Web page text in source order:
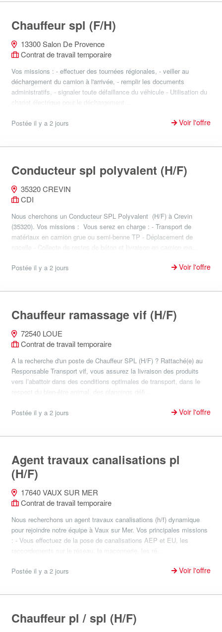
Chauffeur spl (F/H)
13300 Salon De Provence
Contrat de travail temporaire
Vos missions : - effectuer des tournées régionales, - veiller au
déchargement du camion à l'arrivée, - remplir les documents
administratifs, - signaler toute défaillance du véhicule - Utilisation du
chariot électrique pour le déchargement...
Postée il y a 2 jours Voir l'offre
Conducteur spl polyvalent (H/F)
35320 CREVIN
CDI
Nous cherchons un Conducteur SPL Polyvalent (H/F) à Crevin
(35320). Vos missions : Vous serez en charge : - Transport de
matériaux en camion grue ou semi-benne TP - Déplacement de
nacelle - Collecte de restes de béton et livraison en camion ma...
Postée il y a 2 jours Voir l'offre
Chauffeur ramassage vif (H/F)
72540 LOUE
Contrat de travail temporaire
A la recherche d'un poste de Chauffeur SPL (H/F) ? Rattaché(e) au
Responsable Transport vif, vous assurez la livraison des produits
vers l’abattoir dans des conditions optimales de transport, dans le
respect du bien-être animal, des plannings défi...
Postée il y a 2 jours Voir l'offre
Agent travaux canalisations pl
(H/F)
17640 VAUX SUR MER
Contrat de travail temporaire
Nous recherchons un agent travaux canalisations (h/f) dynamique
pour rejoindre notre équipe à Vaux sur Mer. Vos principales missions
: - Vous effectuez de la pose de canalisations AEP et EU, les
raccordements sur le réseau, la maçonnerie, les ré...
Postée il y a 2 jours Voir l'offre
Chauffeur pl / spl (H/F)